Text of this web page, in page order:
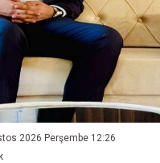
2026 Perşembe 12:26